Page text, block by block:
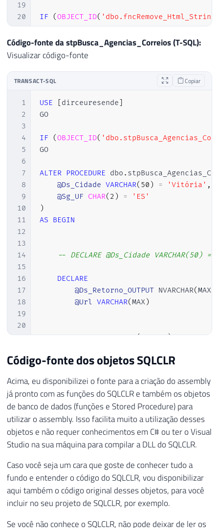
19
20
21
22
23
27
28
29
30
31
32
33
34
35
36
37
38
39
40
41
42
43
44
45
46
47
49
51
52
53
54
55
56
57
58
59
60
61
62
63
IF (OBJECT_ID(
GO
IF (OBJECT_ID
(
GO
AUTHORIZATION
dbo]
PRINT N'Creating
FUNCTION [dbo] .[ fncCodifica_URL
RETURNS NVARCHAR
EXTERNAL NAME [Webscraping_Correios
GO
CREATE FUNCTION [dbo]. [
( @Ds_Texto NVARCHAR (MAX ) NULL,
RETURNS NVARCHAR MAX
EXTERNAL NAME [Webscraping_Correios
'Creating
GO
Código-fonte da stpBusca_Agencias_Correios (T-SQL):
Visualizar código-fonte
TRANSACT-SQL Copiar
1
2
3
4
5
6
7
8
9
10
11
12
13
14
15
16
17
18
19
20
21
23
25
26
27
28
29
30
32
33
34
35
37
USE [dirceuresende]
GO
IF (OBJECT_ID(
GO
ALTER PROCEDURE dbo .
@Ds_Cidade VARCHAR( 50 ) = 'Vitória' ,
@Sg_UF CHAR( 2 ) =
'ES'
)
AS BEGIN
-- DECLARE @Ds_Cidade
DECLARE
@Ds_Retorno_OUTPUT NVARCHAR(MAX)
@Url VARCHAR(MAX)
SET @Sg_UF = UPPER(@Sg_UF)
SET @Url = 'http://
EXEC dbo.stpWs_Requisicao
@Ds_Url = @Url ,
@Ds_Metodo = N 'GET',
@Ds_Codificacao = N'iso-8859-1'
@Ds_Retorno_OUTPUT =
DECLARE @Retorno TABLE ( id INT
Código-fonte dos objetos SQLCLR
Acima, eu disponibilizei o fonte para a criação do assembly
já pronto com as funções do SQLCLR e também os objetos
de banco de dados (funções e Stored Procedure) para
utilizar o assembly. Isso facilita muito a utilização desses
objetos e não requer conhecimentos em C# ou ter o Visual
Studio na sua máquina para compilar a DLL do SQLCLR.
Caso você seja um cara que goste de conhecer tudo a
fundo e entender o código do SQLCLR, vou disponibilizar
aqui também o código original desses objetos, para você
incluir no seu projeto de SQLCLR, por exemplo.
Se você não conhece o SQLCLR, não pode deixar de ler os